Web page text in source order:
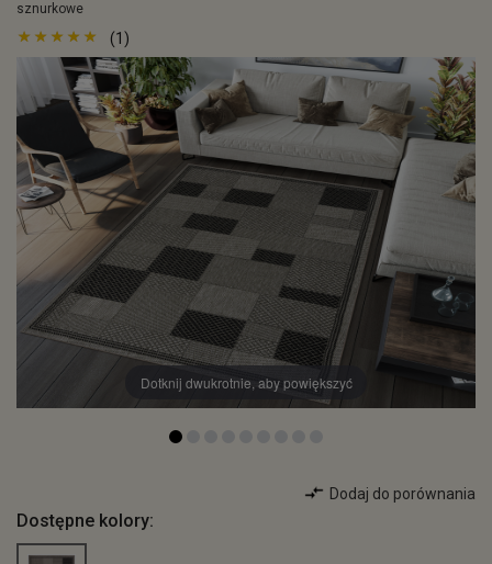
sznurkowe
(1)
Dotknij dwukrotnie, aby powiększyć
Dodaj do porównania
Dostępne kolory: